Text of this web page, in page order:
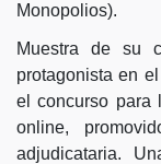
Monopolios).
Muestra de su
protagonista en
el concurso para
online,
adjudicataria.